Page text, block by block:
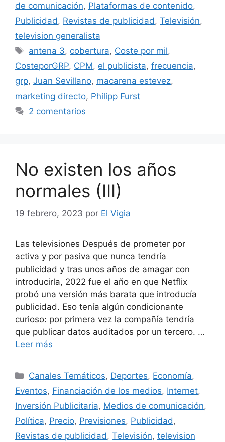
de comunicación, Plataformas de contenido,
Publicidad, Revistas de publicidad, Televisión,
television generalista
Etiquetas
antena 3, cobertura, Coste por mil,
CosteporGRP, CPM, el publicista, frecuencia,
grp, Juan Sevillano, macarena estevez,
marketing directo, Philipp Furst
2 comentarios
No existen los años
normales (III)
19 febrero, 2023 por El Vigia
Las televisiones Después de prometer por
activa y por pasiva que nunca tendría
publicidad y tras unos años de amagar con
introducirla, 2022 fue el año en que Netflix
probó una versión más barata que introducía
publicidad. Eso tenía algún condicionante
curioso: por primera vez la compañía tendría
que publicar datos auditados por un tercero. …
Leer más
Categorías
Canales Temáticos, Deportes, Economía,
Eventos, Financiación de los medios, Internet,
Inversión Publicitaria, Medios de comunicación,
Política, Precio, Previsiones, Publicidad ,
Revistas de publicidad , Televisión, television